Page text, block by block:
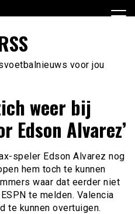
voor jou
weer bij
Edson Alvarez’
speler Edson Alvarez nog
hem toch te kunnen
waar dat eerder niet
te melden. Valencia
te kunnen overtuigen.